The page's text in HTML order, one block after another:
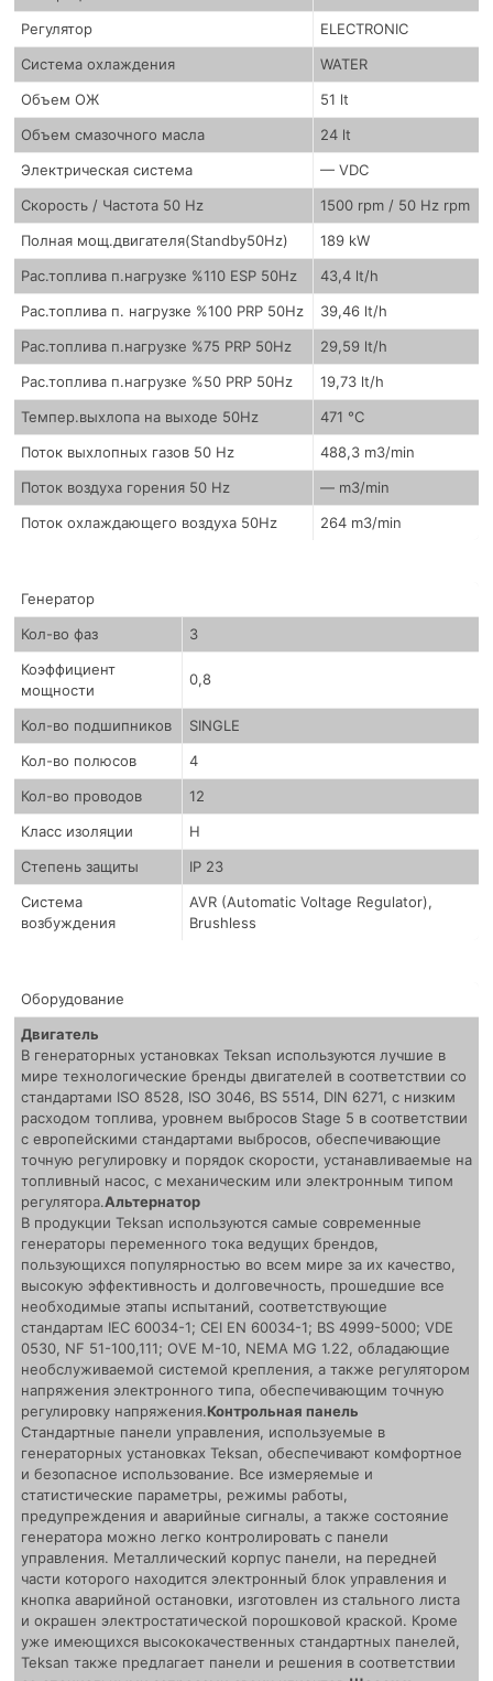
Регулятор
ELECTRONIC
Система охлаждения
WATER
Объем ОЖ
51 lt
Объем смазочного масла
24 lt
Электрическая система
— VDC
Скорость / Частота 50 Hz
1500 rpm / 50 Hz rpm
Полная мощ.двигателя(Standby50Hz)
189 kW
Рас.топлива п.нагрузке %110 ESP 50Hz
43,4 lt/h
Рас.топлива п. нагрузке %100 PRP 50Hz
39,46 lt/h
Рас.топлива п.нагрузке %75 PRP 50Hz
29,59 lt/h
Рас.топлива п.нагрузке %50 PRP 50Hz
19,73 lt/h
Темпер.выхлопа на выходе 50Hz
471 °C
Поток выхлопных газов 50 Hz
488,3 m3/min
Поток воздуха горения 50 Hz
— m3/min
Поток охлаждающего воздуха 50Hz
264 m3/min
Генератор
Кол-во фаз
3
Коэффициент
мощности
0,8
Кол-во подшипников
SINGLE
Кол-во полюсов
4
Кол-во проводов
12
Класс изоляции
H
Степень защиты
IP 23
Система
возбуждения
AVR (Automatic Voltage Regulator),
Brushless
Оборудование
Двигатель
В генераторных установках Teksan используются лучшие в
мире технологические бренды двигателей в соответствии со
стандартами ISO 8528, ISO 3046, BS 5514, DIN 6271, с низким
расходом топлива, уровнем выбросов Stage 5 в соответствии
с европейскими стандартами выбросов, обеспечивающие
точную регулировку и порядок скорости, устанавливаемые на
топливный насос, с механическим или электронным типом
регулятора.Альтернатор
В продукции Teksan используются самые современные
генераторы переменного тока ведущих брендов,
пользующихся популярностью во всем мире за их качество,
высокую эффективность и долговечность, прошедшие все
необходимые этапы испытаний, соответствующие
стандартам IEC 60034-1; CEI EN 60034-1; BS 4999-5000; VDE
0530, NF 51-100,111; OVE M-10, NEMA MG 1.22, обладающие
необслуживаемой системой крепления, а также регулятором
напряжения электронного типа, обеспечивающим точную
регулировку напряжения.Контрольная панель
Стандартные панели управления, используемые в
генераторных установках Teksan, обеспечивают комфортное
и безопасное использование. Все измеряемые и
статистические параметры, режимы работы,
предупреждения и аварийные сигналы, а также состояние
генератора можно легко контролировать с панели
управления. Металлический корпус панели, на передней
части которого находится электронный блок управления и
кнопка аварийной остановки, изготовлен из стального листа
и окрашен электростатической порошковой краской. Кроме
уже имеющихся высококачественных стандартных панелей,
Teksan также предлагает панели и решения в соответствии